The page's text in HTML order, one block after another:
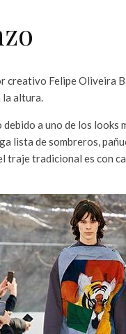
creativo Felipe Oliveira
la altura.
a uno de los
lista de sombreros,
traje tradicional es con